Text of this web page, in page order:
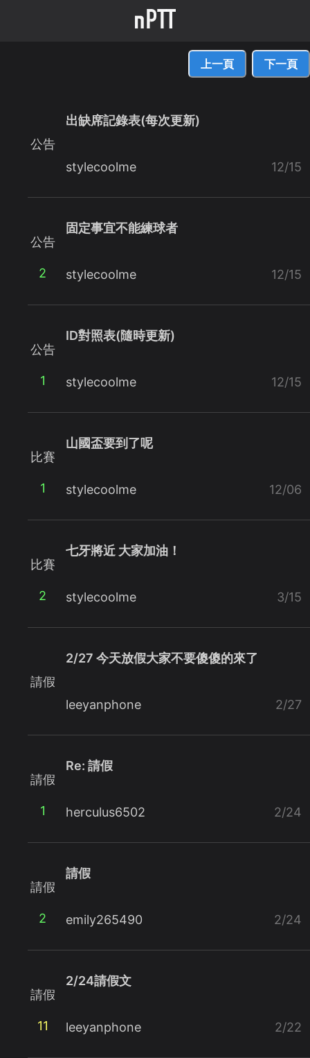
上一頁 下一頁
公告
出缺席記錄表(每次更新)
stylecoolme 12/15
公告
2
固定事宜不能練球者
stylecoolme 12/15
公告
1
ID對照表(隨時更新)
stylecoolme 12/15
比賽
1
山國盃要到了呢
stylecoolme 12/06
比賽
2
七牙將近 大家加油！
stylecoolme 3/15
請假
2/27 今天放假大家不要傻傻的來了
leeyanphone 2/27
請假
1
Re: 請假
herculus6502 2/24
請假
2
請假
emily265490 2/24
請假
11
2/24請假文
leeyanphone 2/22